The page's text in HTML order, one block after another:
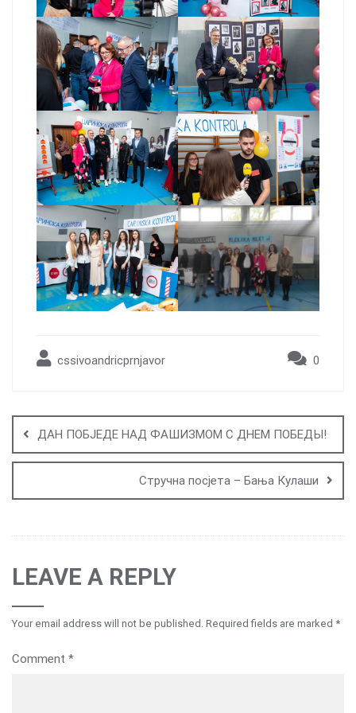
cssivoandricprnjavor 0
navigation
ДАН ПОБЈЕДЕ НАД ФАШИЗМОМ С ДНЕМ ПОБЕДЫ!
Стручна посјета – Бања Кулаши
LEAVE A REPLY
Your email address will not be published. Required fields are marked *
Comment *